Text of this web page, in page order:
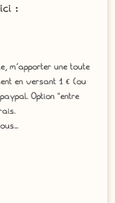
:
m’apporter une toute
en versant 1 € (ou
Option "entre